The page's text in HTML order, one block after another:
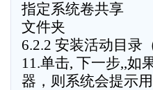
指定系统卷共享
文件夹
6.2.2 安装活动目录
11.单击, 下一步,,如
器，则系统会提示